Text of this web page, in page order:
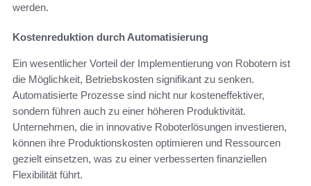
werden.
Kostenreduktion durch Automatisierung
Ein wesentlicher Vorteil der Implementierung von Robotern ist
die Möglichkeit, Betriebskosten signifikant zu senken.
Automatisierte Prozesse sind nicht nur kosteneffektiver,
sondern führen auch zu einer höheren Produktivität.
Unternehmen, die in innovative Roboterlösungen investieren,
können ihre Produktionskosten optimieren und Ressourcen
gezielt einsetzen, was zu einer verbesserten finanziellen
Flexibilität führt.